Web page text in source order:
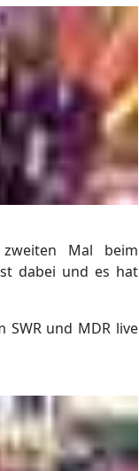
Mal beim
dabei und es hat
SWR und MDR live